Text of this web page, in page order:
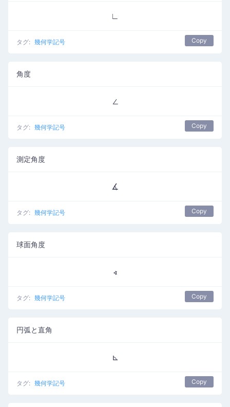
∟
タグ: 幾何学記号 Copy
角度
∠
タグ: 幾何学記号 Copy
測定角度
∡
タグ: 幾何学記号 Copy
球面角度
∢
タグ: 幾何学記号 Copy
円弧と直角
⊾
タグ: 幾何学記号 Copy